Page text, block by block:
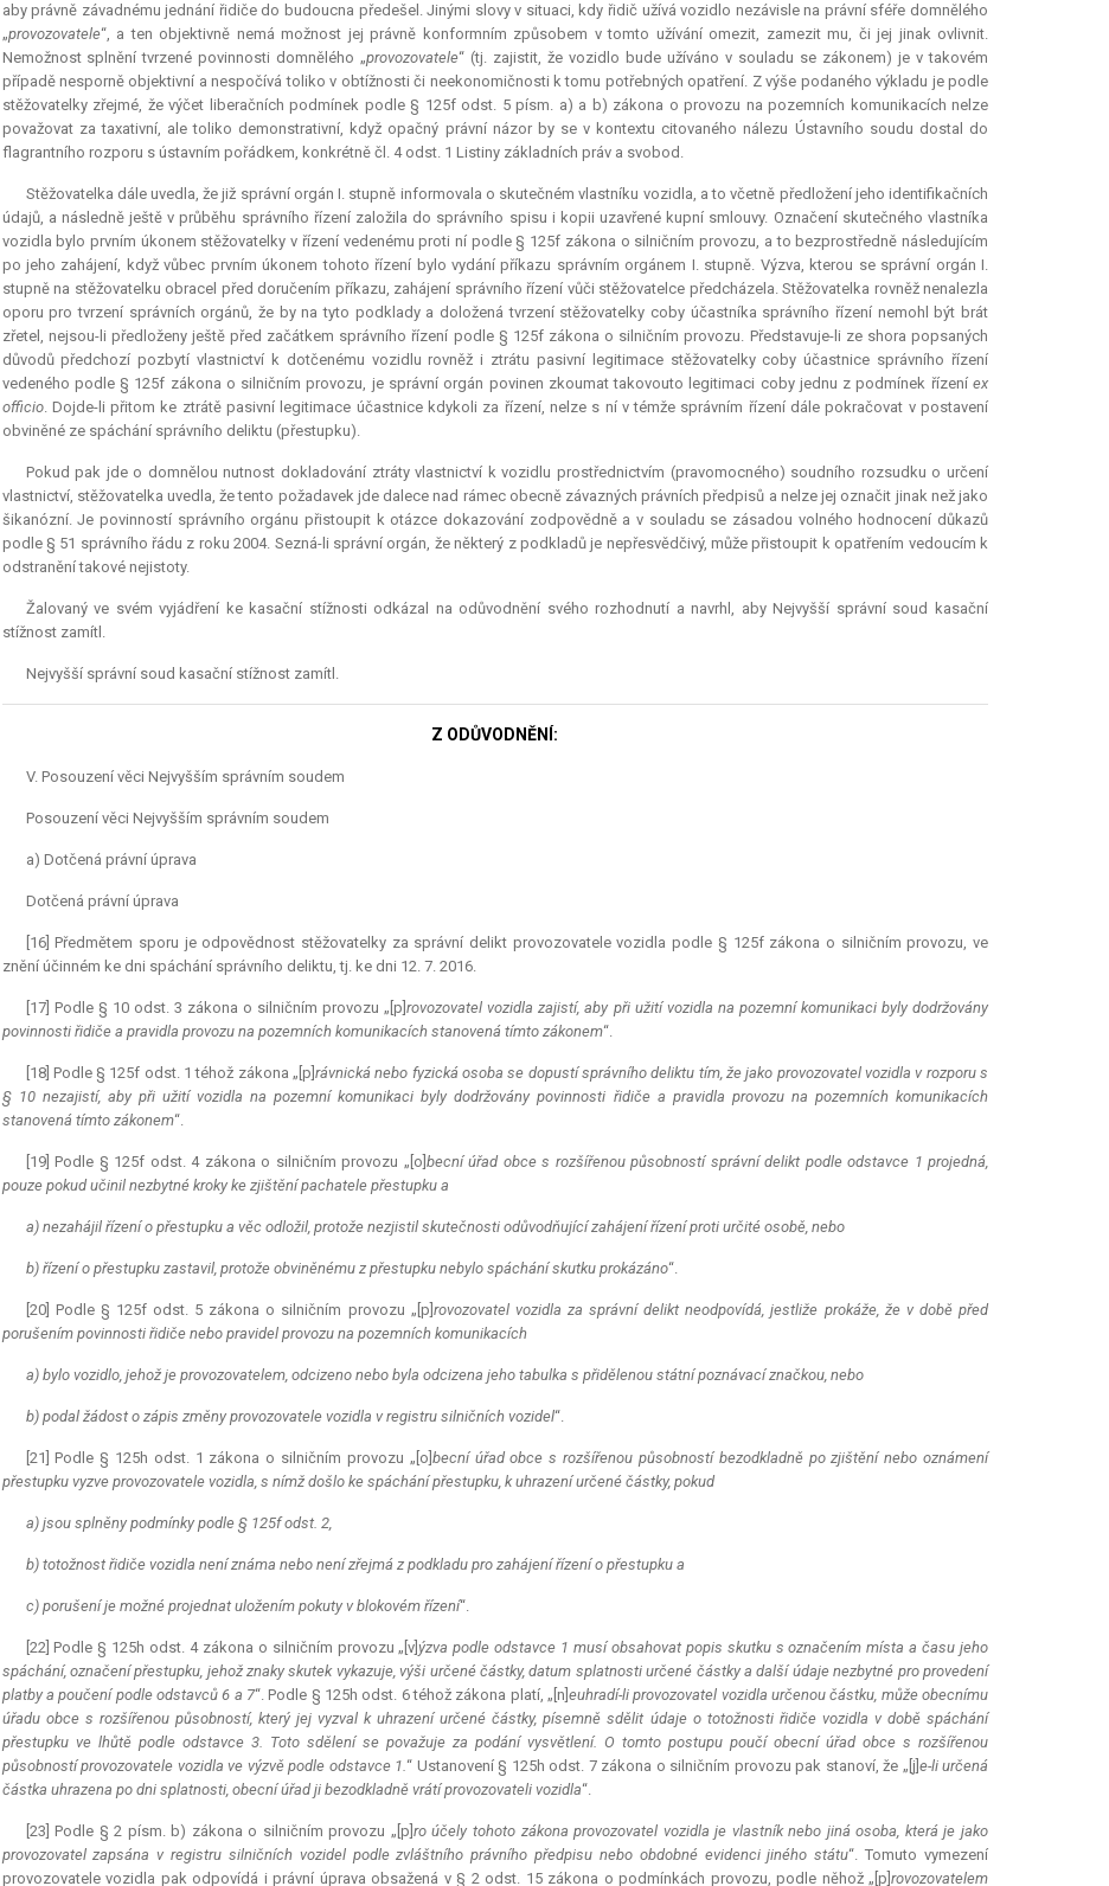
aby právně závadnému jednání řidiče do budoucna předešel. Jinými slovy v situaci, kdy řidič užívá vozidlo nezávisle na právní sféře domnělého
„provozovatele“, a ten objektivně nemá možnost jej právně konformním způsobem v tomto užívání omezit, zamezit mu, či jej jinak ovlivnit.
Nemožnost splnění tvrzené povinnosti domnělého „provozovatele“ (tj. zajistit, že vozidlo bude užíváno v souladu se zákonem) je v takovém
případě nesporně objektivní a nespočívá toliko v obtížnosti či neekonomičnosti k tomu potřebných opatření. Z výše podaného výkladu je podle
stěžovatelky zřejmé, že výčet liberačních podmínek podle § 125f odst. 5 písm. a) a b) zákona o provozu na pozemních komunikacích nelze
považovat zataxativní, ale toliko demonstrativní, když opačný právní názor by se v kontextu citovaného nálezu Ústavního soudu dostal do
flagrantního rozporu s ústavním pořádkem, konkrétně čl. 4 odst. 1 Listiny základních práv a svobod.
Stěžovatelka dále uvedla, že již správní orgán I. stupně informovala o skutečném vlastníku vozidla, a to včetně předložení jeho identifikačních
údajů, a následně ještě v průběhu správního řízení založila do správního spisu i kopii uzavřené kupní smlouvy. Označení skutečného vlastníka
vozidla bylo prvním úkonem stěžovatelky v řízení vedenému proti ní podle § 125f zákona o silničním provozu, a to bezprostředně následujícím
po jeho zahájení, když vůbec prvním úkonem tohoto řízení bylo vydání příkazu správním orgánem I. stupně. Výzva, kterou se správní orgán I.
stupně na stěžovatelku obracel před doručením příkazu, zahájení správního řízení vůči stěžovatelce předcházela. Stěžovatelka rovněž nenalezla
oporu pro tvrzení správních orgánů, že by na tyto podklady a doložená tvrzení stěžovatelky coby účastníka správního řízení nemohl být brát
zřetel, nejsou-li předloženy ještě před začátkem správního řízení podle § 125f zákona o silničním provozu. Představuje-li ze shora popsaných
důvodů předchozí pozbytí vlastnictví k dotčenému vozidlu rovněž i ztrátu pasivní legitimace stěžovatelky coby účastnice správního řízení
vedeného podle § 125f zákona o silničním provozu, je správní orgán povinen zkoumat takovouto legitimaci coby jednu z podmínek řízení ex
officio. Dojde-li přitom ke ztrátě pasivní legitimace účastnice kdykoli za řízení, nelze s ní v témže správním řízení dále pokračovat v postavení
obviněné ze spáchání správního deliktu (přestupku).
Pokud pak jde o domnělou nutnost dokladování ztráty vlastnictví k vozidlu prostřednictvím (pravomocného) soudního rozsudku o určení
vlastnictví, stěžovatelka uvedla, že tento požadavek jde dalece nad rámec obecně závazných právních předpisů a nelze jej označit jinak než jako
šikanózní. Je povinností správního orgánu přistoupit k otázce dokazování zodpovědně a v souladu se zásadou volného hodnocení důkazů
podle § 51 správního řádu z roku 2004. Sezná-li správní orgán, že některý z podkladů je nepřesvědčivý, může přistoupit k opatřením vedoucím k
odstranění takové nejistoty.
Žalovaný ve svém vyjádření ke kasační stížnosti odkázal na odůvodnění svého rozhodnutí a navrhl, aby Nejvyšší správní soud kasační
stížnost zamítl.
Nejvyšší správní soud kasační stížnost zamítl.
Z ODŮVODNĚNÍ:
V. Posouzení věci Nejvyšším správním soudem
Posouzení věci Nejvyšším správním soudem
a) Dotčená právní úprava
Dotčená právní úprava
[16] Předmětem sporu je odpovědnost stěžovatelky za správní delikt provozovatele vozidla podle § 125f zákona o silničním provozu, ve
znění účinném ke dni spáchání správního deliktu, tj. ke dni 12. 7. 2016.
[17] Podle § 10 odst. 3 zákona o silničním provozu „[p]rovozovatel vozidla zajistí, aby při užití vozidla na pozemní komunikaci byly dodržovány
povinnosti řidiče a pravidla provozu na pozemních komunikacích stanovená tímto zákonem“.
[18] Podle § 125f odst. 1 téhož zákona „[p]rávnická nebo fyzická osoba se dopustí správního deliktu tím, že jako provozovatel vozidla v rozporu s
§ 10 nezajistí, aby při užití vozidla na pozemní komunikaci byly dodržovány povinnosti řidiče a pravidla provozu na pozemních komunikacích
stanovená tímto zákonem“.
[19] Podle § 125f odst. 4 zákona o silničním provozu „[o] becní úřad obce s rozšířenou působností správní delikt podle odstavce 1 projedná,
pouze pokud učinil nezbytné kroky ke zjištění pachatele přestupku a
a) nezahájil řízení o přestupku a věc odložil, protože nezjistil skutečnosti odůvodňující zahájení řízení proti určité osobě, nebo
b) řízení o přestupku zastavil, protože obviněnému z přestupku nebylo spáchání skutku prokázáno“.
[20] Podle § 125f odst. 5 zákona o silničním provozu „[p] rovozovatel vozidla za správní delikt neodpovídá, jestliže prokáže, že v době před
porušením povinnosti řidiče nebo pravidel provozu na pozemních komunikacích
a) bylo vozidlo, jehož je provozovatelem, odcizeno nebo byla odcizena jeho tabulka s přidělenou státní poznávací značkou, nebo
b) podal žádost o zápis změny provozovatele vozidla v registru silničních vozidel“.
[21] Podle § 125h odst. 1 zákona o silničním provozu „[o] becní úřad obce s rozšířenou působností bezodkladně po zjištění nebo oznámení
přestupku vyzve provozovatele vozidla, s nímž došlo ke spáchání přestupku, k uhrazení určené částky, pokud
a) jsou splněny podmínky podle § 125f odst. 2,
b) totožnost řidiče vozidla není známa nebo není zřejmá z podkladu pro zahájení řízení o přestupku a
c) porušení je možné projednat uložením pokuty v blokovém řízení“.
[22] Podle § 125h odst. 4 zákona o silničním provozu „[v]ýzva podle odstavce 1 musí obsahovat popis skutku s označením místa a času jeho
spáchání, označení přestupku, jehož znaky skutek vykazuje, výši určené částky, datum splatnosti určené částky a další údaje nezbytné pro provedení
platby a poučení podle odstavců 6 a 7“. Podle § 125h odst. 6 téhož zákona platí, „[n] euhradí-li provozovatel vozidla určenou částku, může obecnímu
úřadu obce s rozšířenou působností, který jej vyzval k uhrazení určené částky, písemně sdělit údaje o totožnosti řidiče vozidla v době spáchání
přestupku ve lhůtě podle odstavce 3. Toto sdělení se považuje za podání vysvětlení. O tomto postupu poučí obecní úřad obce s rozšířenou
působností provozovatele vozidla ve výzvě podle odstavce 1.“ Ustanovení § 125h odst. 7 zákona o silničním provozu pak stanoví, že „[j] e-li určená
částka uhrazena po dni splatnosti, obecní úřad ji bezodkladně vrátí provozovateli vozidla“.
[23] Podle § 2 písm. b) zákona o silničním provozu „[p] ro účely tohoto zákona provozovatel vozidla je vlastník nebo jiná osoba, která je jako
provozovatel zapsána v registru silničních vozidel podle zvláštního právního předpisu nebo obdobné evidenci jiného státu“. Tomuto vymezení
provozovatele vozidla pak odpovídá i právní úprava obsažená v § 2 odst. 15 zákona o podmínkách provozu, podle něhož „[p] rovozovatelem